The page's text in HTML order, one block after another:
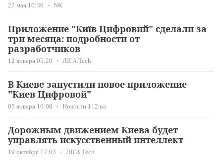
27 мая 10:36 NK
Приложение "Київ Цифровий" сделали за
три месяца: подробности от
разработчиков
12 января 05:20 ЛІГА.Tech
В Киеве запустили новое приложение
"Киев Цифровой"
05 января 16:08 Новости 112.ua
Дорожным движением Киева будет
управлять искусственный интеллект
19 октября 17:03 ЛІГА.Tech